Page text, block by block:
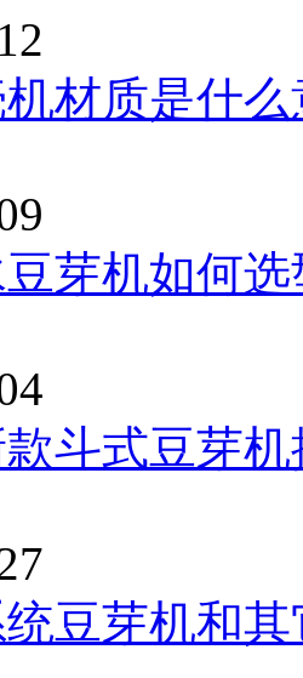
材质是什么
芽机如何选
斗式豆芽
豆芽机和